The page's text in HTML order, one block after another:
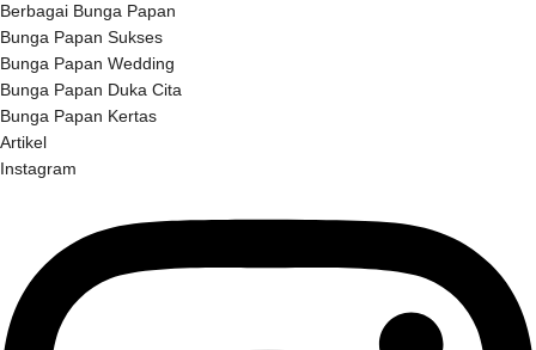
Berbagai Bunga Papan
Bunga Papan Sukses
Bunga Papan Wedding
Bunga Papan Duka Cita
Bunga Papan Kertas
Artikel
Instagram